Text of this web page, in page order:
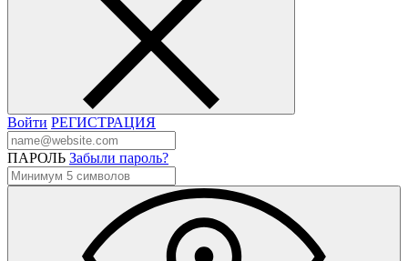
Войти РЕГИСТРАЦИЯ
ПАРОЛЬ Забыли пароль?